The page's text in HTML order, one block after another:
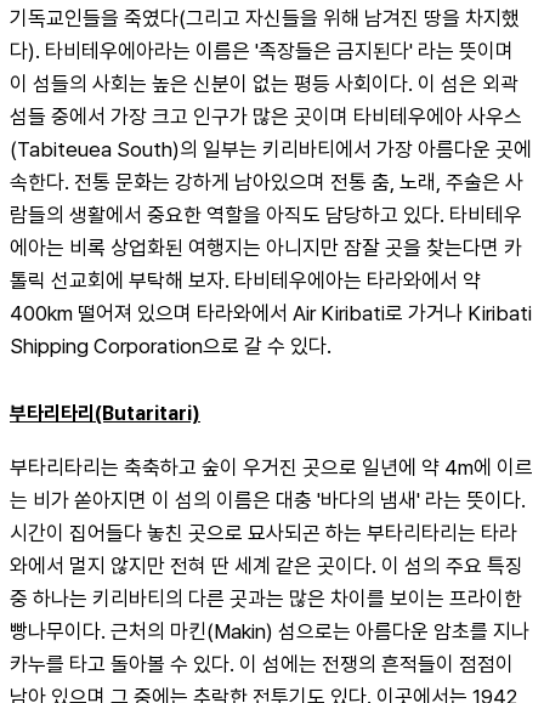
기독교인들을 죽였다(그리고 자신들을 위해 남겨진 땅을 차지했
다). 타비테우에아라는 이름은 '족장들은 금지된다' 라는 뜻이며
이 섬들의 사회는 높은 신분이 없는 평등 사회이다. 이 섬은 외곽
섬들 중에서 가장 크고 인구가 많은 곳이며 타비테우에아 사우스
(Tabiteuea South)의 일부는 키리바티에서 가장 아름다운 곳에
속한다. 전통 문화는 강하게 남아있으며 전통 춤, 노래, 주술은 사
람들의 생활에서 중요한 역할을 아직도 담당하고 있다. 타비테우
에아는 비록 상업화된 여행지는 아니지만 잠잘 곳을 찾는다면 카
톨릭 선교회에 부탁해 보자. 타비테우에아는 타라와에서 약
400km 떨어져 있으며 타라와에서 Air Kiribati로 가거나 Kiribati
Shipping Corporation으로 갈 수 있다.
부타리타리(Butaritari)
부타리타리는 축축하고 숲이 우거진 곳으로 일년에 약 4m에 이르
는 비가 쏟아지면 이 섬의 이름은 대충 '바다의 냄새' 라는 뜻이다.
시간이 집어들다 놓친 곳으로 묘사되곤 하는 부타리타리는 타라
와에서 멀지 않지만 전혀 딴 세계 같은 곳이다. 이 섬의 주요 특징
중 하나는 키리바티의 다른 곳과는 많은 차이를 보이는 프라이한
빵나무이다. 근처의 마킨(Makin) 섬으로는 아름다운 암초를 지나
카누를 타고 돌아볼 수 있다. 이 섬에는 전쟁의 흔적들이 점점이
남아 있으며 그 중에는 추락한 전투기도 있다. 이곳에서는 1942